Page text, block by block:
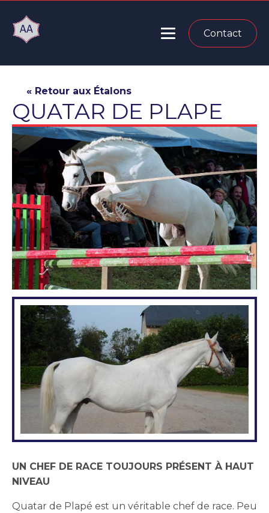
Contact
« Retour aux Étalons
QUATAR DE PLAPE
UN CHEF DE RACE TOUJOURS PRÉSENT À HAUT
NIVEAU
Quatar de Plapé est un véritable chef de race. Peu